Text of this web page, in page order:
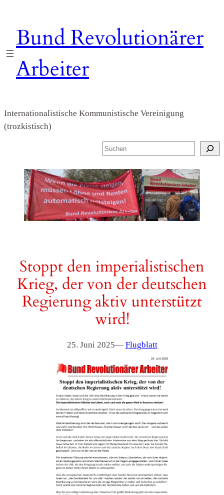
springen
Bund Revolutionärer
Arbeiter
Internationalistische Kommunistische Vereinigung
(trozkistisch)
S
c
h
e
n
Stoppt den imperialistischen
Krieg, der von der deutschen
Regierung aktiv unterstützt
wird!
25. Juni 2025— Flugblatt